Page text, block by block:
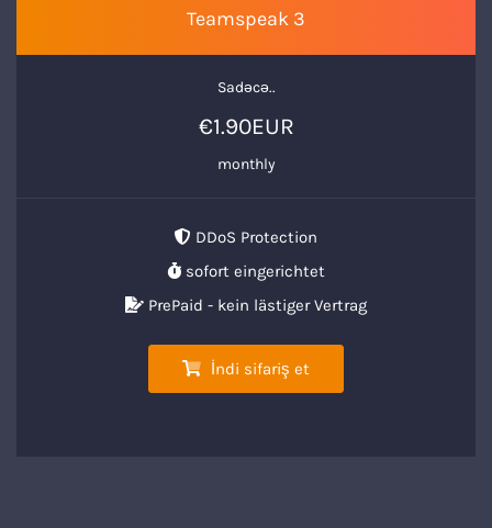
Teamspeak 3
Sadəcə..
€1.90EUR
monthly
DDoS Protection
sofort eingerichtet
PrePaid - kein lästiger Vertrag
İndi sifariş et